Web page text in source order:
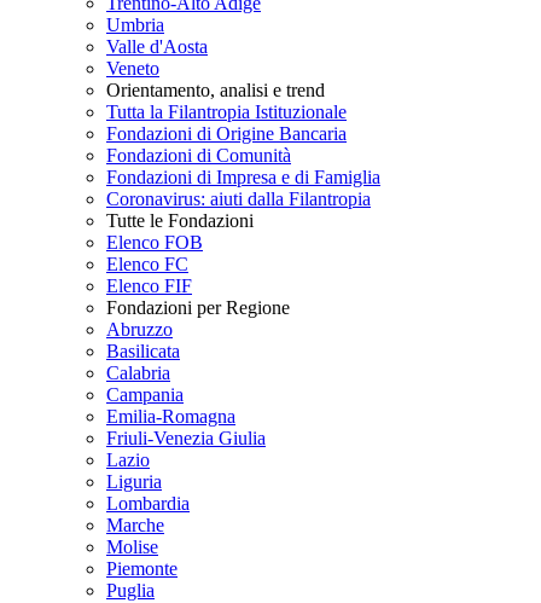
Umbria
Valle d'Aosta
Veneto
Orientamento, analisi e trend
Tutta la Filantropia Istituzionale
Fondazioni di Origine Bancaria
Fondazioni di Comunità
Fondazioni di Impresa e di Famiglia
Coronavirus: aiuti dalla Filantropia
Tutte le Fondazioni
Elenco FOB
Elenco FC
Elenco FIF
Fondazioni per Regione
Abruzzo
Basilicata
Calabria
Campania
Emilia-Romagna
Friuli-Venezia Giulia
Lazio
Liguria
Lombardia
Marche
Molise
Piemonte
Puglia